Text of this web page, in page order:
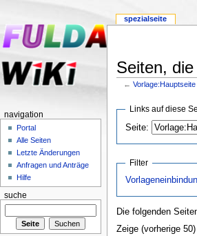
Seiten,
←
Links auf diese
Seite:
Filter
Die folgenden
Zeige (vorherige
spezialseite
navigation
Portal
Alle Seiten
Letzte Änderungen
Anfragen und Anträge
Hilfe
suche